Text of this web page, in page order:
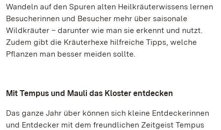
Wandeln auf den Spuren alten Heilkräuterwissens lernen
Besucherinnen und Besucher mehr über saisonale
Wildkräuter – darunter wie man sie erkennt und nutzt.
Zudem gibt die Kräuterhexe hilfreiche Tipps, welche
Pflanzen man besser meiden sollte.
Mit Tempus und Mauli das Kloster entdecken
Das ganze Jahr über können sich kleine Entdeckerinnen
und Entdecker mit dem freundlichen Zeitgeist Tempus